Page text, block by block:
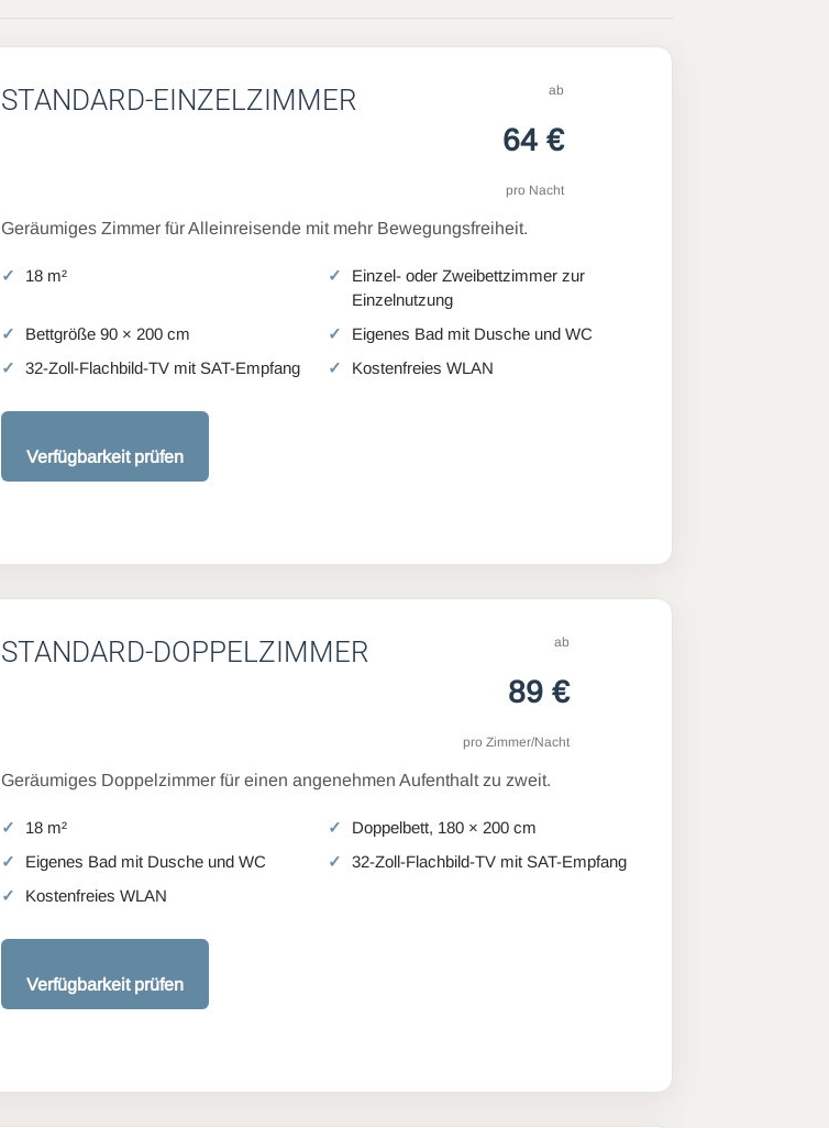
STANDARD-EINZELZIMMER ab
64 €
pro Nacht
Geräumiges Zimmer für Alleinreisende mit mehr Bewegungsfreiheit.
18 m²
Einzel- oder Zweibettzimmer zur
Einzelnutzung
Bettgröße 90 × 200 cm
Eigenes Bad mit Dusche und WC
32-Zoll-Flachbild-TV mit SAT-Empfang
Kostenfreies WLAN
Verfügbarkeit prüfen
STANDARD-DOPPELZIMMER ab
89 €
pro Zimmer/Nacht
Geräumiges Doppelzimmer für einen angenehmen Aufenthalt zu zweit.
18 m²
Doppelbett, 180 × 200 cm
Eigenes Bad mit Dusche und WC
32-Zoll-Flachbild-TV mit SAT-Empfang
Kostenfreies WLAN
Verfügbarkeit prüfen